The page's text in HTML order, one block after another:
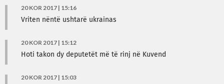
20 KOR 2017 | 15:16
Vriten nëntë ushtarë ukrainas
20 KOR 2017 | 15:12
Hoti takon dy deputetët më të rinj në Kuvend
20 KOR 2017 | 15:03